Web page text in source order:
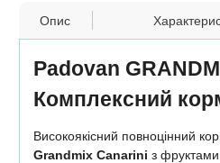
Опис
Padovan
Комплексний
Високоякісний повноцінний
Grandmix Canarini з фруктами